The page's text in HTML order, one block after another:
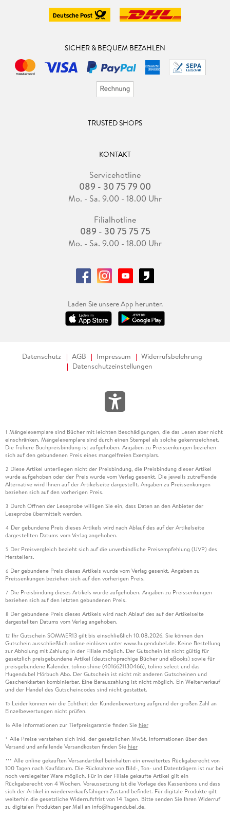
SICHER & BEQUEM BEZAHLEN
TRUSTED SHOPS
KONTAKT
Servicehotline
089 - 30 75 79 00
Mo. - Sa. 9.00 - 18.00 Uhr
Filialhotline
089 - 30 75 75 75
Mo. - Sa. 9.00 - 18.00 Uhr
Laden Sie unsere App herunter.
Datenschutz AGB Impressum
Widerrufsbelehrung
Datenschutzeinstellungen
1 Mängelexemplare sind Bücher mit leichten Beschädigungen, die das Lesen aber nicht
einschränken. Mängelexemplare sind durch einen Stempel als solche gekennzeichnet.
Die frühere Buchpreisbindung ist aufgehoben. Angaben zu Preissenkungen beziehen
sich auf den gebundenen Preis eines mangelfreien Exemplars.
2 Diese Artikel unterliegen nicht der Preisbindung, die Preisbindung dieser Artikel
wurde aufgehoben oder der Preis wurde vom Verlag gesenkt. Die jeweils zutreffende
Alternative wird Ihnen auf der Artikelseite dargestellt. Angaben zu Preissenkungen
beziehen sich auf den vorherigen Preis.
3 Durch Öffnen der Leseprobe willigen Sie ein, dass Daten an den Anbieter der
Leseprobe übermittelt werden.
4 Der gebundene Preis dieses Artikels wird nach Ablauf des auf der Artikelseite
dargestellten Datums vom Verlag angehoben.
5 Der Preisvergleich bezieht sich auf die unverbindliche Preisempfehlung (UVP) des
Herstellers.
6 Der gebundene Preis dieses Artikels wurde vom Verlag gesenkt. Angaben zu
Preissenkungen beziehen sich auf den vorherigen Preis.
7 Die Preisbindung dieses Artikels wurde aufgehoben. Angaben zu Preissenkungen
beziehen sich auf den letzten gebundenen Preis.
8 Der gebundene Preis dieses Artikels wird nach Ablauf des auf der Artikelseite
dargestellten Datums vom Verlag angehoben.
12 Ihr Gutschein SOMMER13 gilt bis einschließlich 10.08.2026. Sie können den
Gutschein ausschließlich online einlösen unter www.hugendubel.de. Keine Bestellung
zur Abholung mit Zahlung in der Filiale möglich. Der Gutschein ist nicht gültig für
gesetzlich preisgebundene Artikel (deutschsprachige Bücher und eBooks) sowie für
preisgebundene Kalender, tolino shine (4016621130466), tolino select und das
Hugendubel Hörbuch Abo. Der Gutschein ist nicht mit anderen Gutscheinen und
Geschenkkarten kombinierbar. Eine Barauszahlung ist nicht möglich. Ein Weiterverkauf
und der Handel des Gutscheincodes sind nicht gestattet.
15 Leider können wir die Echtheit der Kundenbewertung aufgrund der großen Zahl an
Einzelbewertungen nicht prüfen.
16 Alle Informationen zur Tiefpreisgarantie finden Sie hier
* Alle Preise verstehen sich inkl. der gesetzlichen MwSt. Informationen über den
Versand und anfallende Versandkosten finden Sie hier
*** Alle online gekauften Versandartikel beinhalten ein erweitertes Rückgaberecht von
100 Tagen nach Kaufdatum. Die Rücknahme von Bild-, Ton- und Datenträgern ist nur bei
noch versiegelter Ware möglich. Für in der Filiale gekaufte Artikel gilt ein
Rückgaberecht von 4 Wochen. Voraussetzung ist die Vorlage des Kassenbons und dass
sich der Artikel in wiederverkaufsfähigem Zustand befindet. Für digitale Produkte gilt
weiterhin die gesetzliche Widerrufsfrist von 14 Tagen. Bitte senden Sie Ihren Widerruf
zu digitalen Produkten per Mail an info@hugendubel.de.